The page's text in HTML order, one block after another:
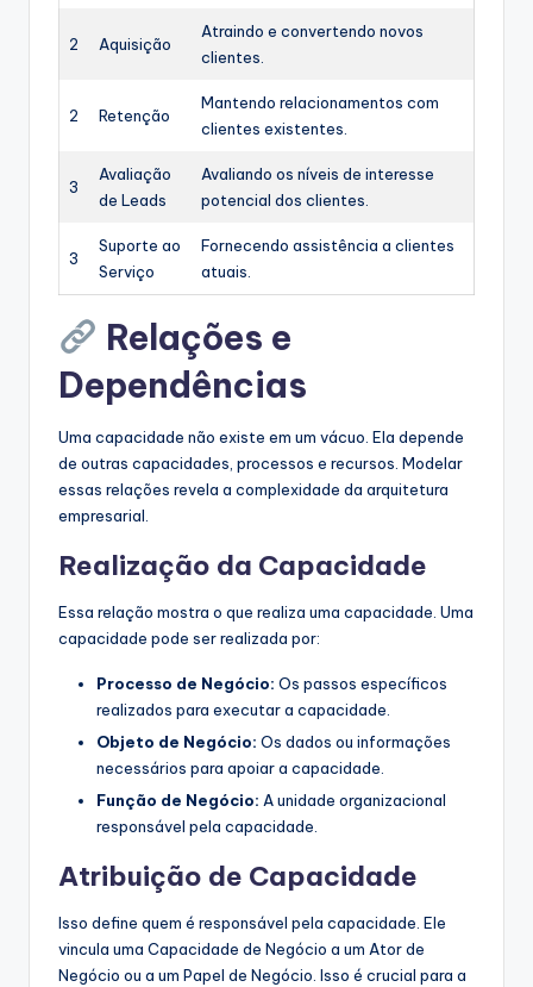
2 Aquisição
Atraindo e convertendo novos
clientes.
2 Retenção
Mantendo relacionamentos com
clientes existentes.
3
Avaliação
de Leads
Avaliando os níveis de interesse
potencial dos clientes.
3
Suporte ao
Serviço
Fornecendo assistência a clientes
atuais.
Relações e
Dependências
Uma capacidade não existe em um vácuo. Ela depende
de outras capacidades, processos e recursos. Modelar
essas relações revela a complexidade da arquitetura
empresarial.
Realização da Capacidade
Essa relação mostra o que realiza uma capacidade. Uma
capacidade pode ser realizada por:
Processo de Negócio: Os passos específicos
realizados para executar a capacidade.
Objeto de Negócio: Os dados ou informações
necessários para apoiar a capacidade.
Função de Negócio: A unidade organizacional
responsável pela capacidade.
Atribuição de Capacidade
Isso define quem é responsável pela capacidade. Ele
vincula uma Capacidade de Negócio a um Ator de
Negócio ou a um Papel de Negócio. Isso é crucial para a